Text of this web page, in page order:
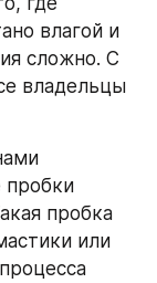
влагой и
сложно. С
владельцы
пробки
пробка
или